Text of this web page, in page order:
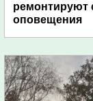
ремонтируют
оповещения